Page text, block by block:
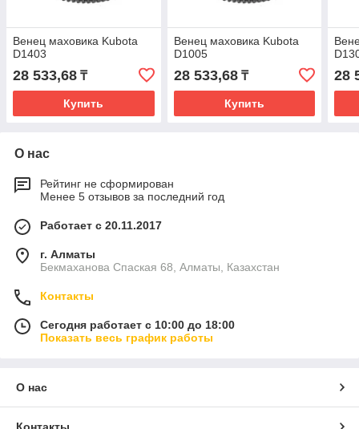
Венец маховика Kubota
D1403
28 533,68 ₸
Купить
Венец маховика Kubota
D1005
28 533,68₸
Купить
28
О нас
Рейтинг не сформирован
Менее 5 отзывов за последний год
Работает с 20.11.2017
г. Алматы
Бекмаханова Спаская 68, Алматы, Казахстан
Контакты
Сегодня работает с 10:00 до 18:00
Показать весь график работы
О нас